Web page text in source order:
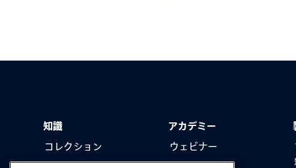
知識
コレクション
アカデミー
ウェビナー